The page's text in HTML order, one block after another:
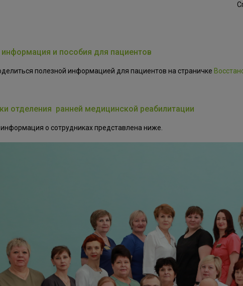
и пособия для пациентов
полезной информацией для пациентов на страничке
отделения ранней медицинской реабилитации
о сотрудниках представлена ниже.